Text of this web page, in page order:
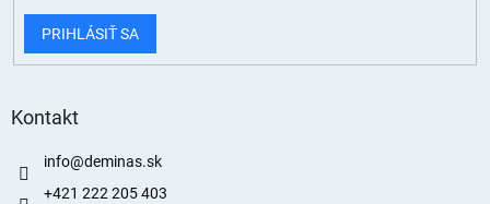
PRIHLÁSIŤ SA
Kontakt
info@deminas.sk
+421 222 205 403